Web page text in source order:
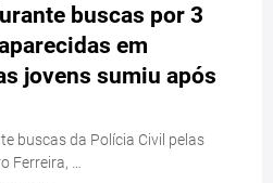
buscas por 3
em
jovens sumiu após
buscas da Polícia Civil pelas
Ferreira, …